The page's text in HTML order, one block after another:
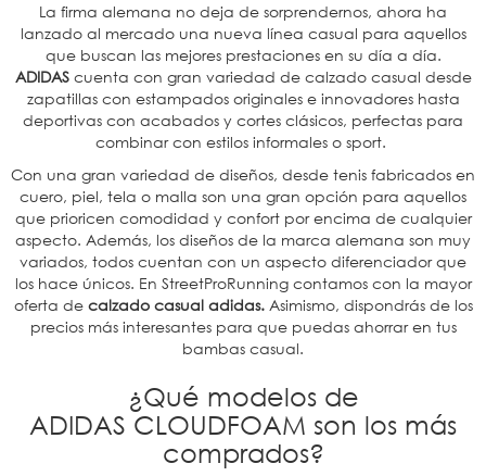
La firma alemana no deja de sorprendernos, ahora ha
lanzado al mercado una nueva línea casual para aquellos
que buscan las mejores prestaciones en su día a día.
ADIDAScuenta con gran variedad de calzado casual desde
zapatillas con estampados originales e innovadores hasta
deportivas con acabados y cortes clásicos, perfectas para
combinar con estilos informales o sport.
Con una gran variedad de diseños, desde tenis fabricados en
cuero, piel, tela o malla son una gran opción para aquellos
que prioricen comodidad y confort por encima de cualquier
aspecto. Además, los diseños de la marca alemana son muy
variados, todos cuentan con un aspecto diferenciador que
los hace únicos. En StreetProRunning contamos con la mayor
oferta decalzado casual adidas.Asimismo, dispondrás de los
precios más interesantes para que puedas ahorrar en tus
bambas casual.
¿Qué modelos de
ADIDAS CLOUDFOAM son los más
comprados?